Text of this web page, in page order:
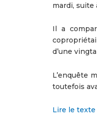
mardi, suite
Il a
d’une
L’enquête
toutefois
Lire le texte